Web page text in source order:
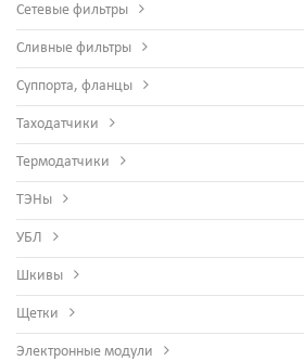
Сетевые фильтры
Сливные фильтры
Суппорта, фланцы
Таходатчики
Термодатчики
ТЭНы
УБЛ
Шкивы
Щетки
Электронные модули